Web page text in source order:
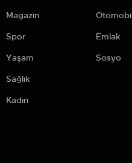
Magazin
Spor
Yaşam
Sağlık
Kadın
Emlak
Sosyo